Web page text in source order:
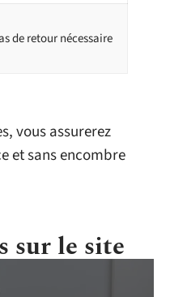
de retour nécessaire
vous assurerez
et sans encombre
sur le site